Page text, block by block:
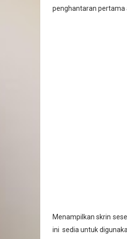
penghantaran pertama
Menampilkan skrin
ini sedia untuk